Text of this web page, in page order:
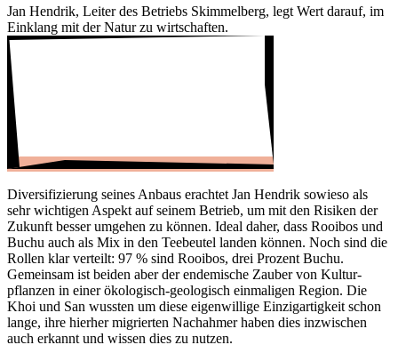
Jan Hendrik, Leiter des Betriebs Skim­mel­berg, legt Wert darauf, im
Einklang mit der Natur zu wirt­schaften.
Diver­si­fi­zie­rung seines Anbaus erachtet Jan Hendrik sowieso als
sehr wich­tigen Aspekt auf seinem Betrieb, um mit den Risiken der
Zukunft besser umgehen zu können. Ideal daher, dass Rooibos und
Buchu auch als Mix in den Teebeutel landen können. Noch sind die
Rollen klar verteilt: 97 % sind Rooibos, drei Prozent Buchu.
Gemeinsam ist beiden aber der ende­mi­sche Zauber von Kultur­
pflanzen in einer ökolo­gisch-geolo­gisch einma­ligen Region. Die
Khoi und San wussten um diese eigen­wil­lige Einzig­ar­tig­keit schon
lange, ihre hierher migrierten Nach­ahmer haben dies inzwi­schen
auch erkannt und wissen dies zu nutzen.